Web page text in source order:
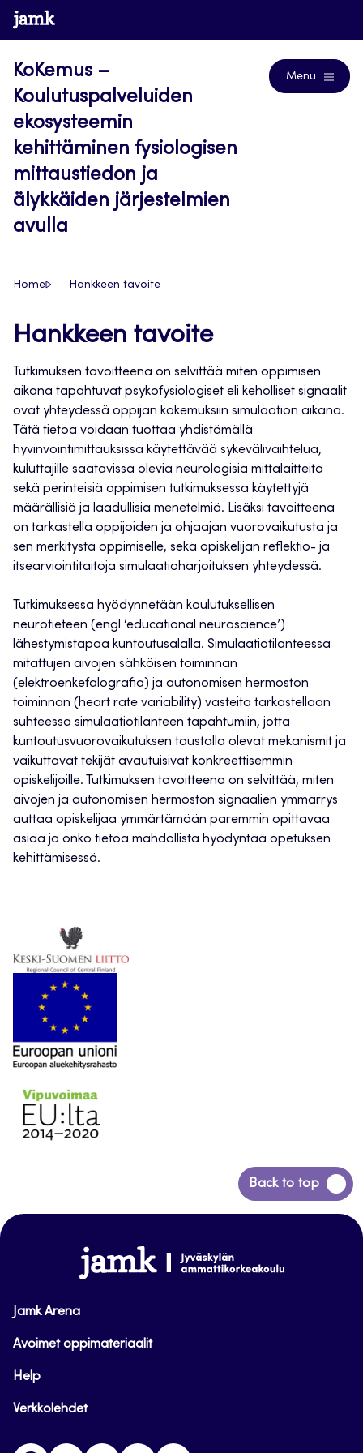
Siirry
suoraan
www.jamk.fi
KoKemus –
Koulutuspalveluiden
ekosysteemin
kehittäminen fysiologisen
mittaustiedon ja
älykkäiden järjestelmien
avulla
Menu
Home Hankkeen tavoite
Hankkeen tavoite
Tutkimuksen tavoitteena on selvittää miten oppimisen
aikana tapahtuvat psykofysiologiset eli keholliset signaalit
ovat yhteydessä oppijan kokemuksiin simulaation aikana.
Tätä tietoa voidaan tuottaa yhdistämällä
hyvinvointimittauksissa käytettävää sykevälivaihtelua,
kuluttajille saatavissa olevia neurologisia mittalaitteita
sekä perinteisiä oppimisen tutkimuksessa käytettyjä
määrällisiä ja laadullisia menetelmiä. Lisäksi tavoitteena
on tarkastella oppijoiden ja ohjaajan vuorovaikutusta ja
sen merkitystä oppimiselle, sekä opiskelijan reflektio- ja
itsearviointitaitoja simulaatioharjoituksen yhteydessä.
Tutkimuksessa hyödynnetään koulutuksellisen
neurotieteen (engl ‘educational neuroscience’)
lähestymistapaa kuntoutusalalla. Simulaatiotilanteessa
mitattujen aivojen sähköisen toiminnan
(elektroenkefalografia) ja autonomisen hermoston
toiminnan (heart rate variability) vasteita tarkastellaan
suhteessa simulaatiotilanteen tapahtumiin, jotta
kuntoutusvuorovaikutuksen taustalla olevat mekanismit ja
vaikuttavat tekijät avautuisivat konkreettisemmin
opiskelijoille. Tutkimuksen tavoitteena on selvittää, miten
aivojen ja autonomisen hermoston signaalien ymmärrys
auttaa opiskelijaa ymmärtämään paremmin opittavaa
asiaa ja onko tietoa mahdollista hyödyntää opetuksen
kehittämisessä.
Back to top
Siirry
takaisin
www.jamk.fi
Jamk Arena
Avoimet oppimateriaalit
Help
Verkkolehdet